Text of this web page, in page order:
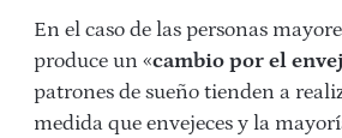
En el caso de las personas
produce un «cambio por el
patrones de sueño tienden a
medida que envejeces y la